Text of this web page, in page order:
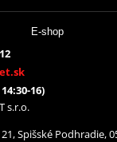
E-shop
16)
s.r.o.
Spišské Podhradie,